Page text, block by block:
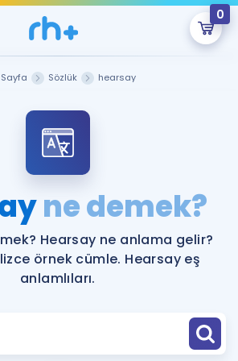
0
Şifremi Hatırlamıyorum
ÜYE DEĞİLİM
Şu An Boş.
sınava hazırlayacak onlarca eğitim seni
bekliyor!
Sözlük hearsay
ne demek?
Hearsay ne anlama gelir?
örnek cümle. Hearsay eş
anlamlıları.